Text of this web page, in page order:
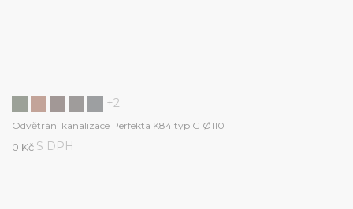
+2
Odvětrání kanalizace Perfekta K84 typ G Ø110
0 Kč S DPH